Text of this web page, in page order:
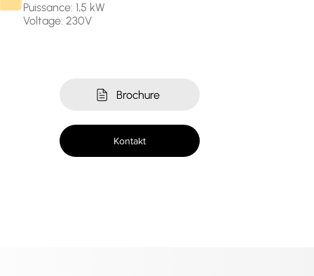
Brochure
Kontakt
Puissance: 1,5 kW
Voltage: 230V